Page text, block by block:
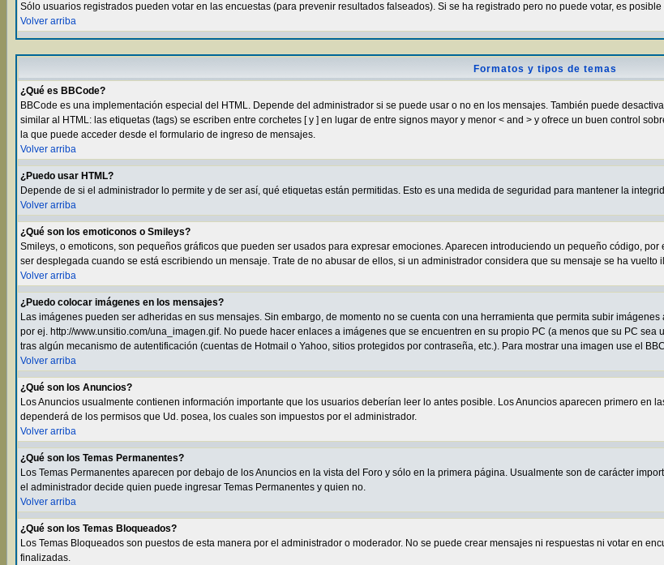
Sólo usuarios registrados pueden votar en las encuestas (para prevenir resultados falseados). Si se ha registrado pero no puede votar, es
Volver arriba
Formatos y tipos de temas
¿Qué es BBCode?
BBCode es una implementación especial del HTML. Depende del administrador si se puede usar o no en los mensajes. También puede
similar al HTML: las etiquetas (tags) se escriben entre corchetes [ y ] en lugar de entre signos mayor y menor < and > y ofrece un buen control
la que puede acceder desde el formulario de ingreso de mensajes.
Volver arriba
¿Puedo usar HTML?
Depende de si el administrador lo permite y de ser así, qué etiquetas están permitidas. Esto es una medida de seguridad para mantener la
Volver arriba
¿Qué son los emoticonos o Smileys?
Smileys, o emoticons, son pequeños gráficos que pueden ser usados para expresar emociones. Aparecen introduciendo un pequeño código,
ser desplegada cuando se está escribiendo un mensaje. Trate de no abusar de ellos, si un administrador considera que su mensaje se ha
Volver arriba
¿Puedo colocar imágenes en los mensajes?
Las imágenes pueden ser adheridas en sus mensajes. Sin embargo, de momento no se cuenta con una herramienta que permita subir
por ej. http://www.unsitio.com/una_imagen.gif. No puede hacer enlaces a imágenes que se encuentren en su propio PC (a menos que su PC
tras algún mecanismo de autentificación (cuentas de Hotmail o Yahoo, sitios protegidos por contraseña, etc.). Para mostrar una imagen use el
Volver arriba
¿Qué son los Anuncios?
Los Anuncios usualmente contienen información importante que los usuarios deberían leer lo antes posible. Los Anuncios aparecen primero en
dependerá de los permisos que Ud. posea, los cuales son impuestos por el administrador.
Volver arriba
¿Qué son los Temas Permanentes?
Los Temas Permanentes aparecen por debajo de los Anuncios en la vista del Foro y sólo en la primera página. Usualmente son de carácter
el administrador decide quien puede ingresar Temas Permanentes y quien no.
Volver arriba
¿Qué son los Temas Bloqueados?
Los Temas Bloqueados son puestos de esta manera por el administrador o moderador. No se puede crear mensajes ni respuestas ni votar en
finalizadas.